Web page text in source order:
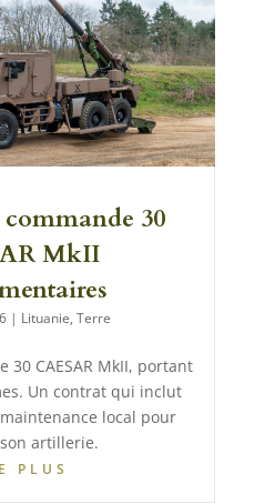
30
MkII
| Lituanie,Terre
30 CAESAR MkII, portant
Un contrat qui inclut
local pour
artillerie.
PLUS